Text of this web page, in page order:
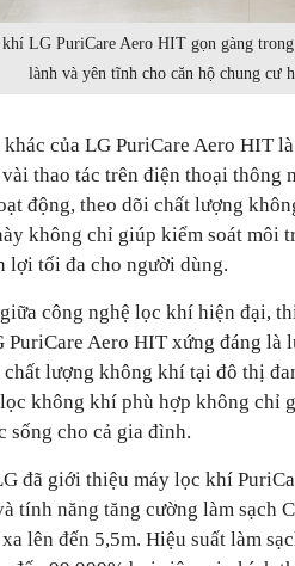
LG PuriCare Aero HIT gọn gàng
lành và yên tĩnh cho căn hộ chung cư
của LG PuriCare Aero HIT
thao tác trên điện thoại thông
động, theo dõi chất lượng
không chỉ giúp kiểm soát môi
lợi tối đa cho người dùng.
công nghệ lọc khí hiện đại,
PuriCare Aero HIT xứng đáng là
lượng không khí tại đô thị
không khí phù hợp không chỉ
sống cho cả gia đình.
đã giới thiệu máy lọc khí
tính năng tăng cường làm sạch
lên đến 5,5m. Hiệu suất làm